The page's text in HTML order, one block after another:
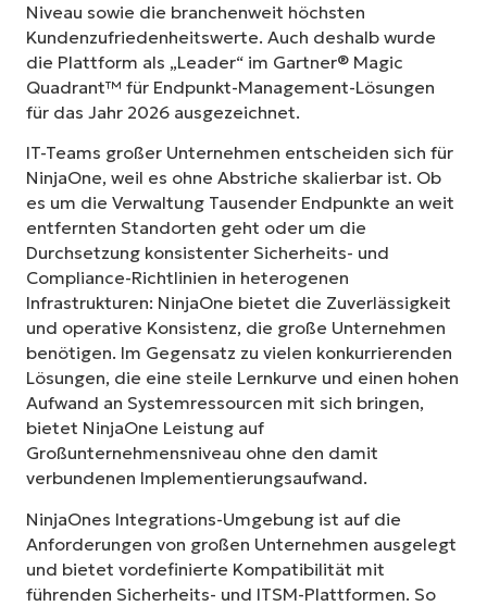
Niveau sowie die branchenweit höchsten
Kundenzufriedenheitswerte. Auch deshalb wurde
die Plattform als „Leader“ im Gartner® Magic
Quadrant™ für Endpunkt-Management-Lösungen
für das Jahr 2026 ausgezeichnet.
IT-Teams großer Unternehmen entscheiden sich für
NinjaOne, weil es ohne Abstriche skalierbar ist. Ob
es um die Verwaltung Tausender Endpunkte an weit
entfernten Standorten geht oder um die
Durchsetzung konsistenter Sicherheits- und
Compliance-Richtlinien in heterogenen
Infrastrukturen: NinjaOne bietet die Zuverlässigkeit
und operative Konsistenz, die große Unternehmen
benötigen. Im Gegensatz zu vielen konkurrierenden
Lösungen, die eine steile Lernkurve und einen hohen
Aufwand an Systemressourcen mit sich bringen,
bietet NinjaOne Leistung auf
Großunternehmensniveau ohne den damit
verbundenen Implementierungsaufwand.
NinjaOnes Integrations-Umgebung ist auf die
Anforderungen von großen Unternehmen ausgelegt
und bietet vordefinierte Kompatibilität mit
führenden Sicherheits- und ITSM-Plattformen. So